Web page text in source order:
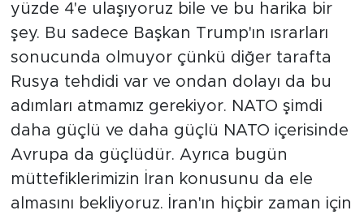
yüzde 4'e ulaşıyoruz bile ve bu harika bir
şey. Bu sadece Başkan Trump'ın ısrarları
sonucunda olmuyor çünkü diğer tarafta
Rusya tehdidi var ve ondan dolayı da bu
adımları atmamız gerekiyor. NATO şimdi
daha güçlü ve daha güçlü NATO içerisinde
Avrupa da güçlüdür. Ayrıca bugün
müttefiklerimizin İran konusunu da ele
almasını bekliyoruz. İran'ın hiçbir zaman için